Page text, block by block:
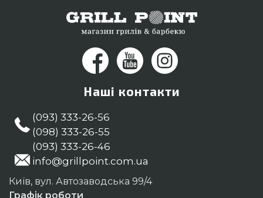
Наші контакти
(093) 333-26-56
(098) 333-26-55
(093) 333-26-46
info@grillpoint.com.ua
Київ, вул. Автозаводська 99/4
Графік роботи